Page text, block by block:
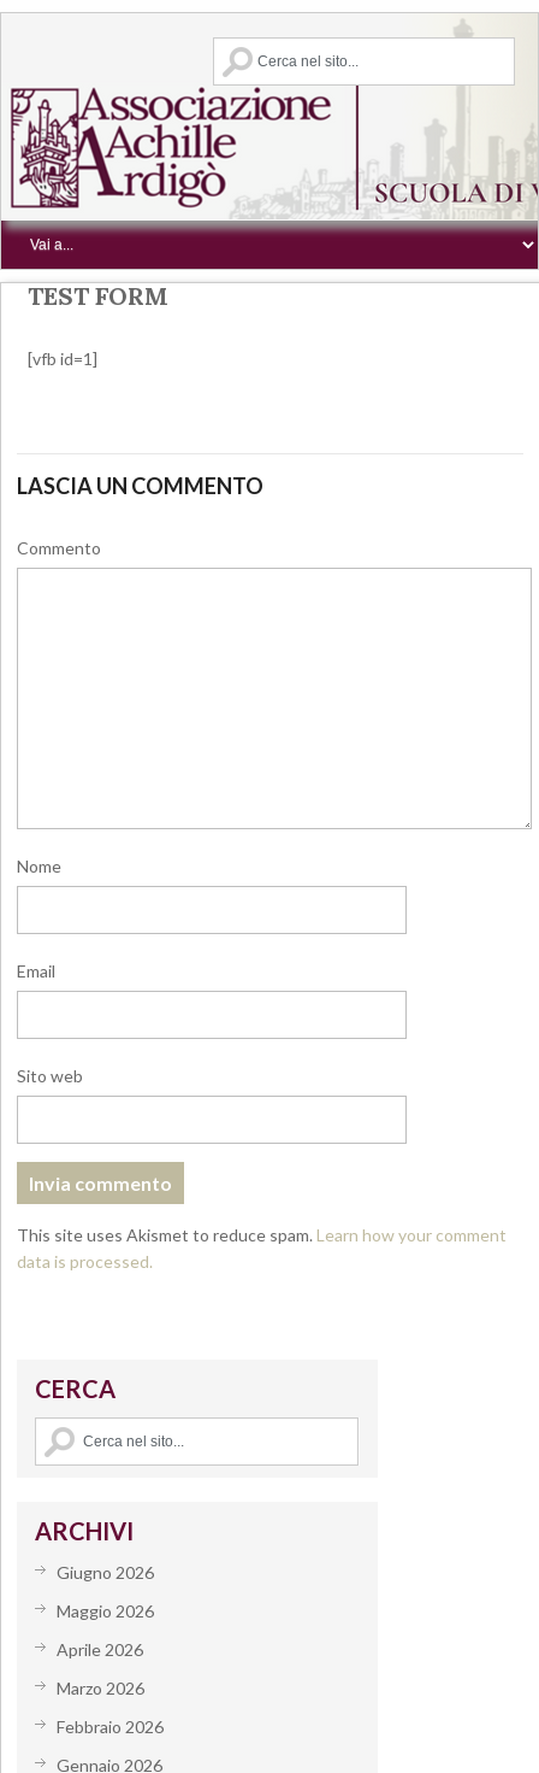
TEST FORM
[vfb id=1]
LASCIA UN COMMENTO
Commento
Nome
Email
Sito web
This site uses Akismet to reduce spam. Learn how your comment
data is processed.
CERCA
ARCHIVI
Giugno 2026
Maggio 2026
Aprile 2026
Marzo 2026
Febbraio 2026
Gennaio 2026